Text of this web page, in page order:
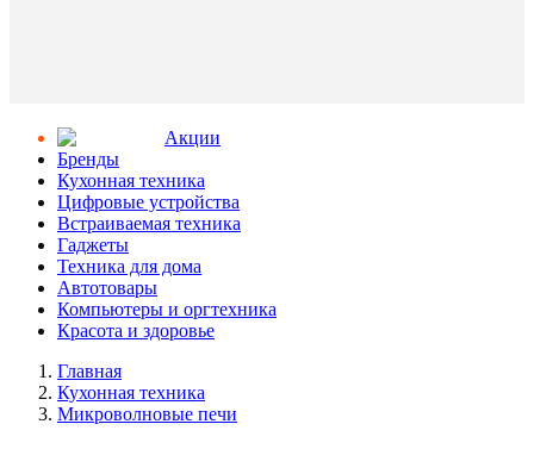
Aкции
Бренды
Кухонная техника
Цифровые устройства
Встраиваемая техника
Гаджеты
Техника для дома
Автотовары
Компьютеры и оргтехника
Красота и здоровье
Главная
Кухонная техника
Микроволновые печи